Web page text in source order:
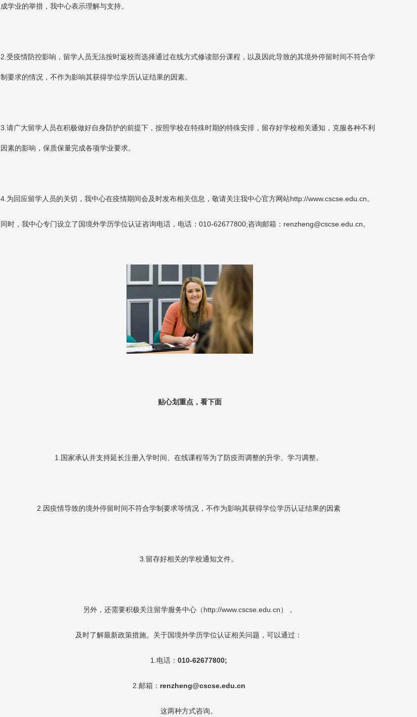
成学业的举措，我中心表示理解与支持。
2. 受疫情防控影响，留学人员无法按时返校而选择通过在线方式修读部分课程，以及因此导致的其境外停留时间不符合学
制要求的情况，不作为影响其获得学位学历认证结果的因素。
3. 请广大留学人员在积极做好自身防护的前提下，按照学校在特殊时期的特殊安排，留存好学校相关通知，克服各种不利
因素的影响，保质保量完成各项学业要求。
4. 为回应留学人员的关切，我中心在疫情期间会及时发布相关信息，敬请关注我中心官方网站http://www.cscse.edu.cn。
同时，我中心专门设立了国境外学历学位认证咨询电话，电话： 010-62677800;咨询邮箱： renzheng@cscse.edu.cn。
贴心划重点，看下面
1. 国家承认并支持延长注册入学时间、在线课程等为了防疫而调整的升学、学习调整。
2. 因疫情导致的境外停留时间不符合学制要求等情况，不作为影响其获得学位学历认证结果的因素
3. 留存好相关的学校通知文件。
另外，还需要积极关注留学服务中心（http://www.cscse.edu.cn），
及时了解最新政策措施。关于国境外学历学位认证相关问题，可以通过：
1. 电话：010-62677800;
2. 邮箱： renzheng@cscse.edu.cn
这两种方式咨询。